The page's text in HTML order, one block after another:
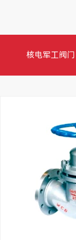
核电军工阀门